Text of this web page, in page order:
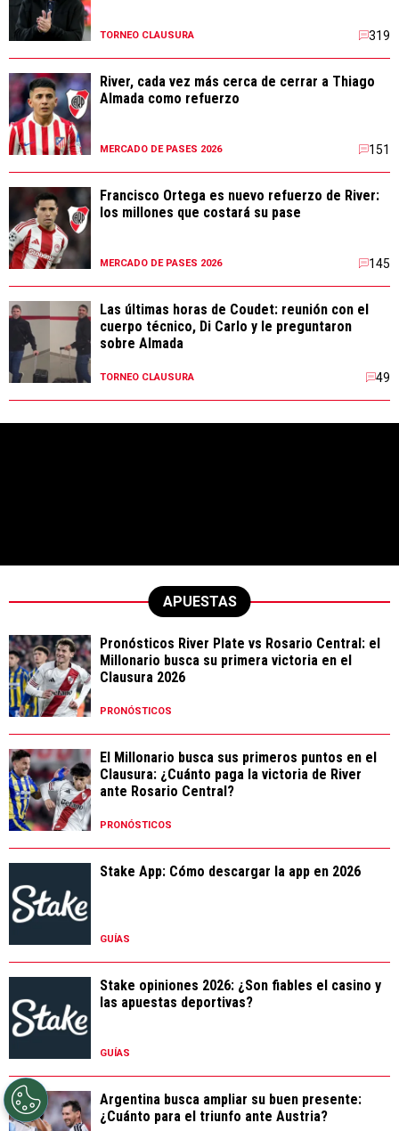
TORNEO CLAUSURA 319
River, cada vez más cerca de cerrar a Thiago
Almada como refuerzo
MERCADO DE PASES 2026 151
Francisco Ortega es nuevo refuerzo de River:
los millones que costará su pase
MERCADO DE PASES 2026 145
Las últimas horas de Coudet: reunión con el
cuerpo técnico, Di Carlo y le preguntaron
sobre Almada
TORNEO CLAUSURA 49
APUESTAS
Pronósticos River Plate vs Rosario Central: el
Millonario busca su primera victoria en el
Clausura 2026
PRONÓSTICOS
El Millonario busca sus primeros puntos en el
Clausura: ¿Cuánto paga la victoria de River
ante Rosario Central?
PRONÓSTICOS
Stake App: Cómo descargar la app en 2026
GUÍAS
Stake opiniones 2026: ¿Son fiables el casino y
las apuestas deportivas?
GUÍAS
Argentina busca ampliar su buen presente:
¿Cuánto para el triunfo ante Austria?